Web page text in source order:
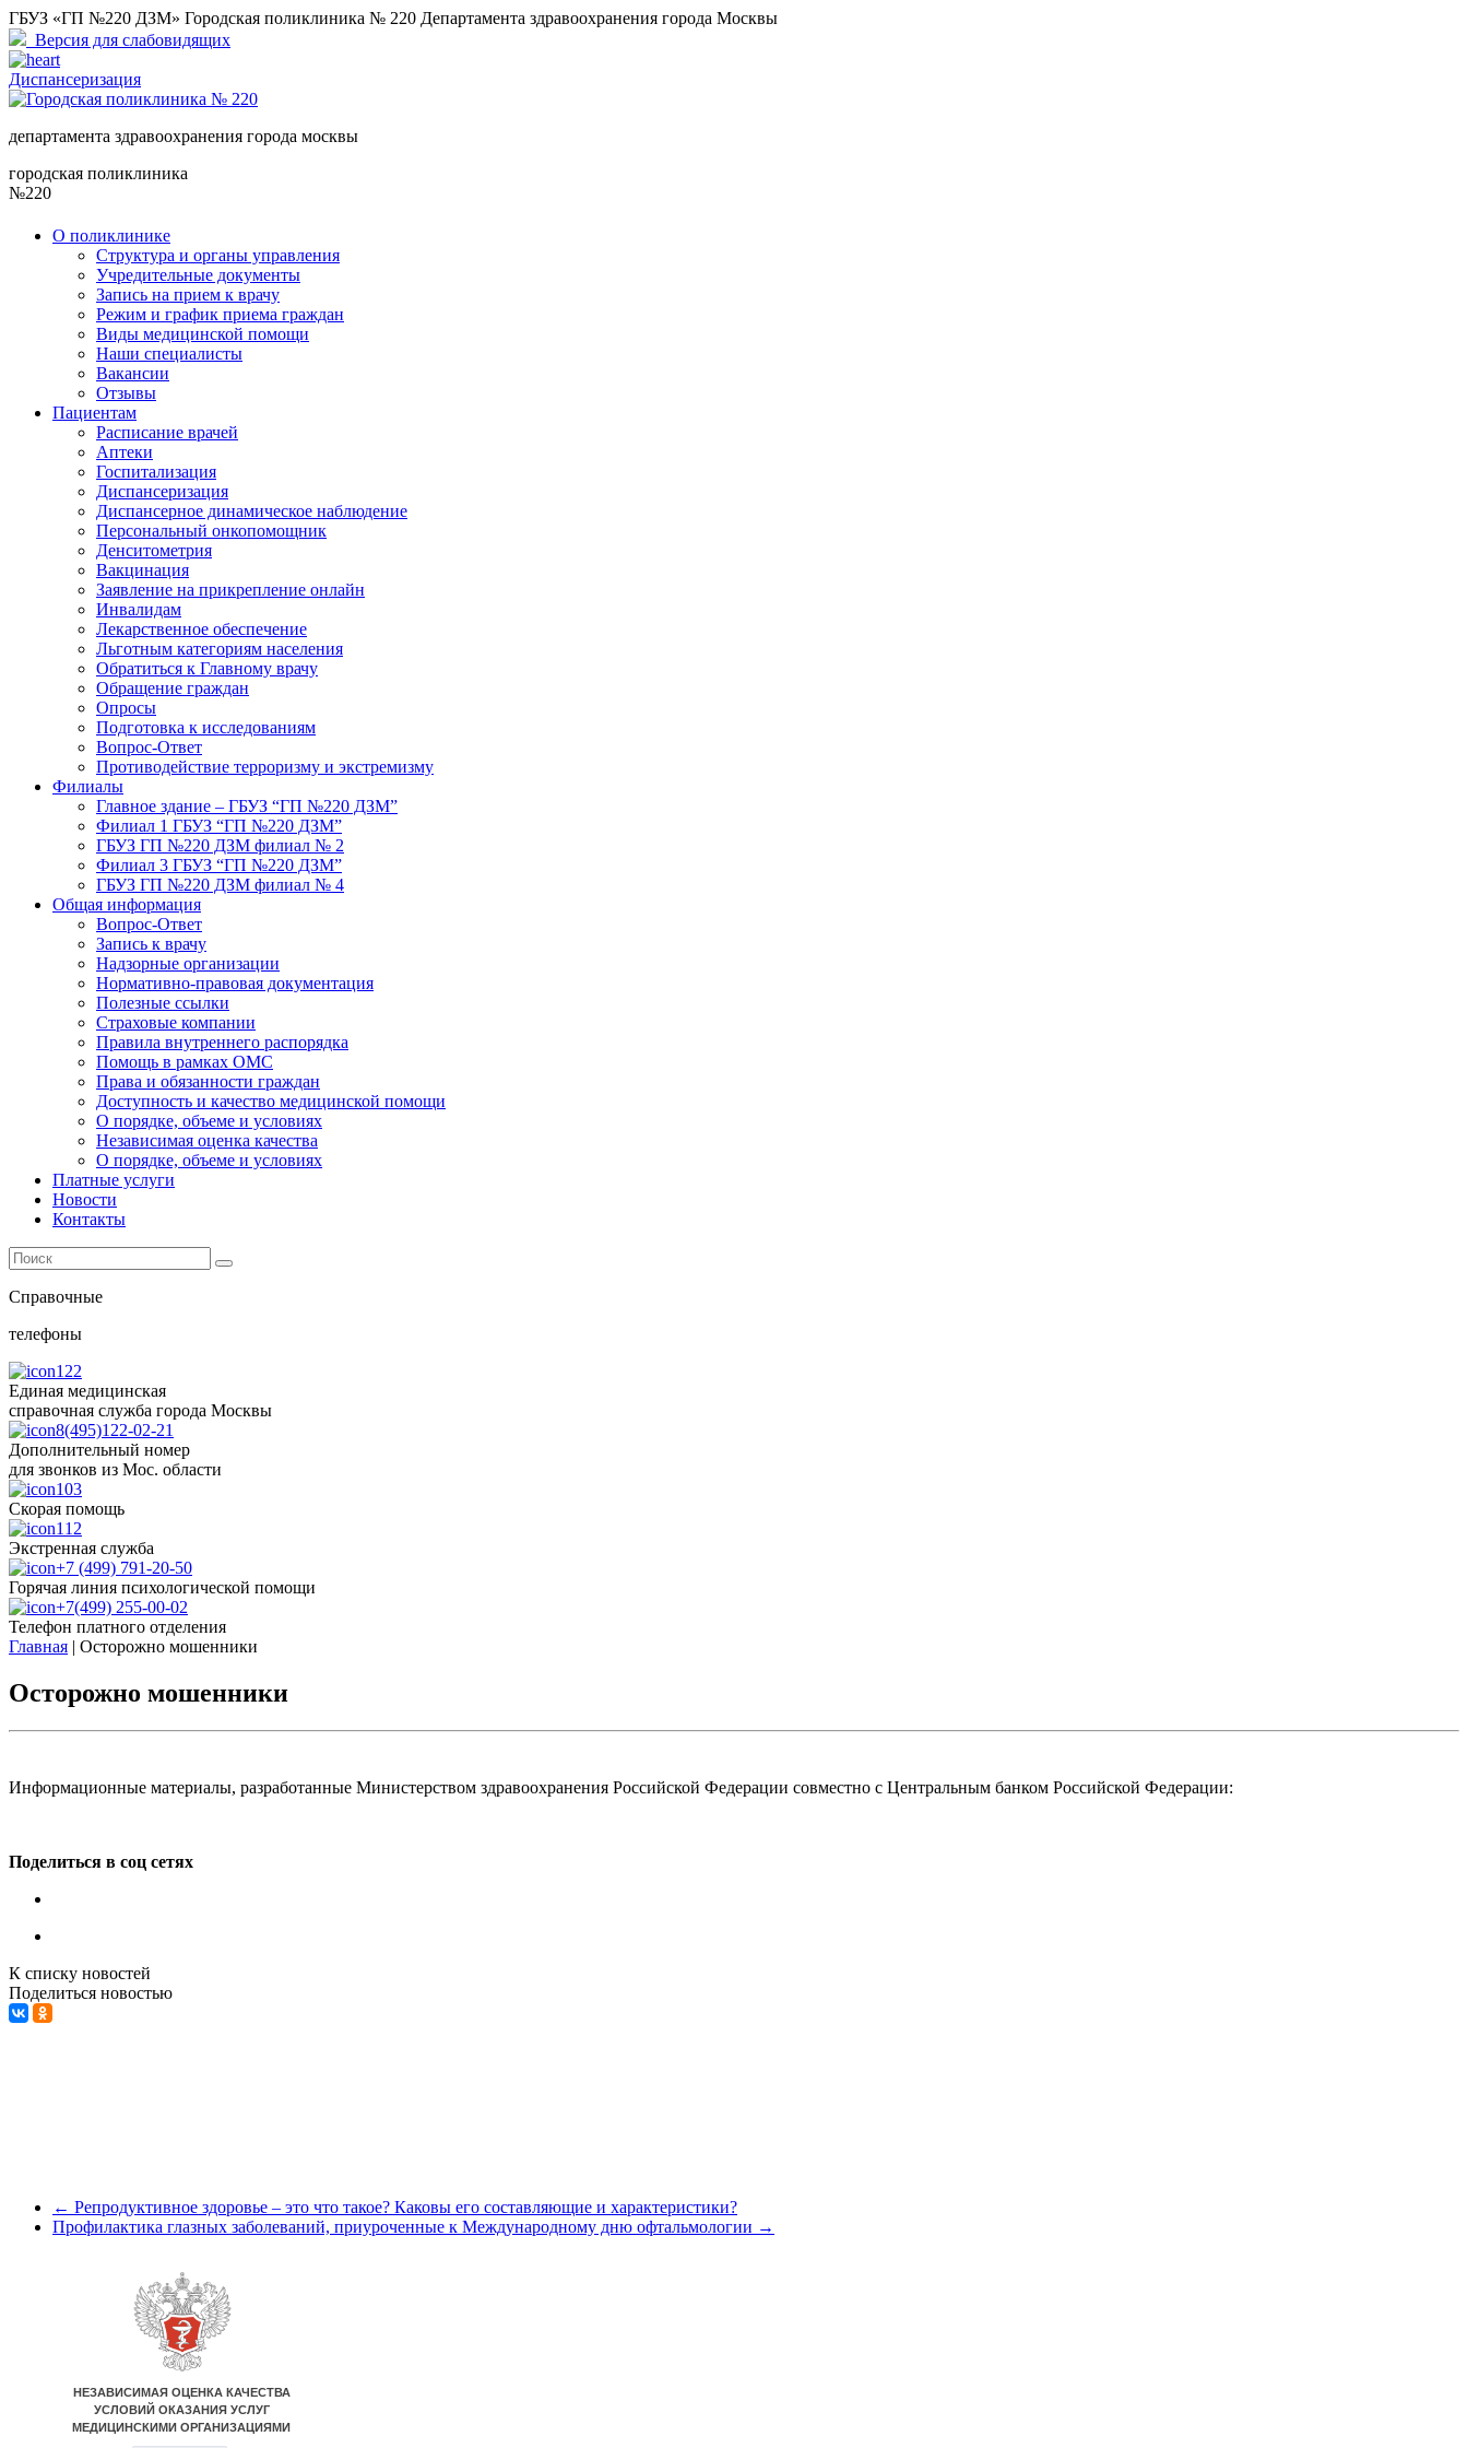
ГБУЗ «ГП №220 ДЗМ» Городская поликлиника № 220 Департамента здравоохранения города Москвы
Версия для слабовидящих
Диспансеризация
департамента здравоохранения города москвы
городская поликлиника
№220
О поликлинике
Структура и органы управления
Учредительные документы
Запись на прием к врачу
Режим и график приема граждан
Виды медицинской помощи
Наши специалисты
Вакансии
Отзывы
Пациентам
Расписание врачей
Аптеки
Госпитализация
Диспансеризация
Диспансерное динамическое наблюдение
Персональный онкопомощник
Денситометрия
Вакцинация
Заявление на прикрепление онлайн
Инвалидам
Лекарственное обеспечение
Льготным категориям населения
Обратиться к Главному врачу
Обращение граждан
Опросы
Подготовка к исследованиям
Вопрос-Ответ
Противодействие терроризму и экстремизму
Филиалы
Главное здание – ГБУЗ “ГП №220 ДЗМ”
Филиал 1 ГБУЗ “ГП №220 ДЗМ”
ГБУЗ ГП №220 ДЗМ филиал № 2
Филиал 3 ГБУЗ “ГП №220 ДЗМ”
ГБУЗ ГП №220 ДЗМ филиал № 4
Общая информация
Вопрос-Ответ
Запись к врачу
Надзорные организации
Нормативно-правовая документация
Полезные ссылки
Страховые компании
Правила внутреннего распорядка
Помощь в рамках ОМС
Права и обязанности граждан
Доступность и качество медицинской помощи
О порядке, объеме и условиях
Независимая оценка качества
О порядке, объеме и условиях
Платные услуги
Новости
Контакты
Справочные
телефоны
122
Единая медицинская
справочная служба города Москвы
8(495)122-02-21
Дополнительный номер
для звонков из Мос. области
103
Скорая помощь
112
Экстренная служба
+7 (499) 791-20-50
Горячая линия психологической помощи
+7(499) 255-00-02
Телефон платного отделения
Главная | Осторожно мошенники
Осторожно мошенники
Информационные материалы, разработанные Министерством здравоохранения Российской Федерации совместно с Центральным банком Российской Федерации:
Поделиться в соц сетях
К списку новостей
Поделиться новостью
← Репродуктивное здоровье – это что такое? Каковы его составляющие и характеристики?
Профилактика глазных заболеваний, приуроченные к Международному дню офтальмологии →